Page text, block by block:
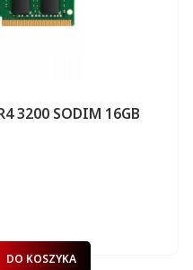
3200 SODIM 16GB
DO KOSZYKA